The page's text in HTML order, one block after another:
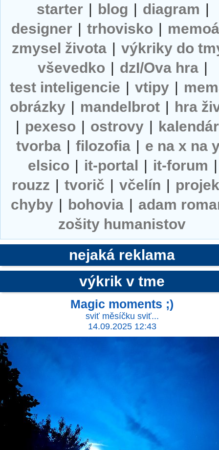
starter | blog | diagram |
designer | trhovisko |
zmysel života | výkriky do
vševedko | dzI/Ova hra |
test inteligencie | vtipy |
obrázky | mandelbrot | hra
| pexeso | ostrovy | kalendár
tvorba | filozofia | e na x na
elsico | it-portal | it-forum |
rouzz | tvorič | včelín |
chyby | bohovia | adam
zošity humanistov
nejaká reklama
výkrik v tme
Magic moments ;)
sviť měsíčku sviť...
14.09.2025 12:43